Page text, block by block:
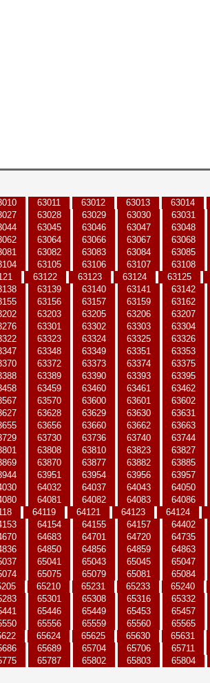
63011 63012 63013 63014
63028 63029 63030 63031
63045 63046 63047 63048
63064 63066 63067 63068
63082 63083 63084 63085
63105 63106 63107 63108
63122 63123 63124 63125
63139 63140 63141 63142
63156 63157 63159 63162
63203 63205 63206 63207
63301 63302 63303 63304
63323 63324 63325 63326
63348 63349 63351 63353
63372 63373 63374 63375
63389 63390 63393 63395
63459 63460 63461 63462
63570 63600 63601 63602
63628 63629 63630 63631
63656 63660 63662 63663
63730 63736 63740 63744
63808 63810 63823 63827
63870 63877 63882 63885
63951 63954 63956 63957
64032 64037 64043 64050
64081 64082 64083 64086
64119 64121 64123 64124
64154 64155 64157 64402
64683 64701 64720 64735
64850 64856 64859 64863
65041 65043 65045 65047
65075 65079 65081 65084
65210 65231 65233 65240
65301 65308 65316 65332
65446 65449 65453 65457
65556 65559 65560 65565
65624 65625 65630 65631
65689 65704 65706 65711
65787 65802 65803 65804